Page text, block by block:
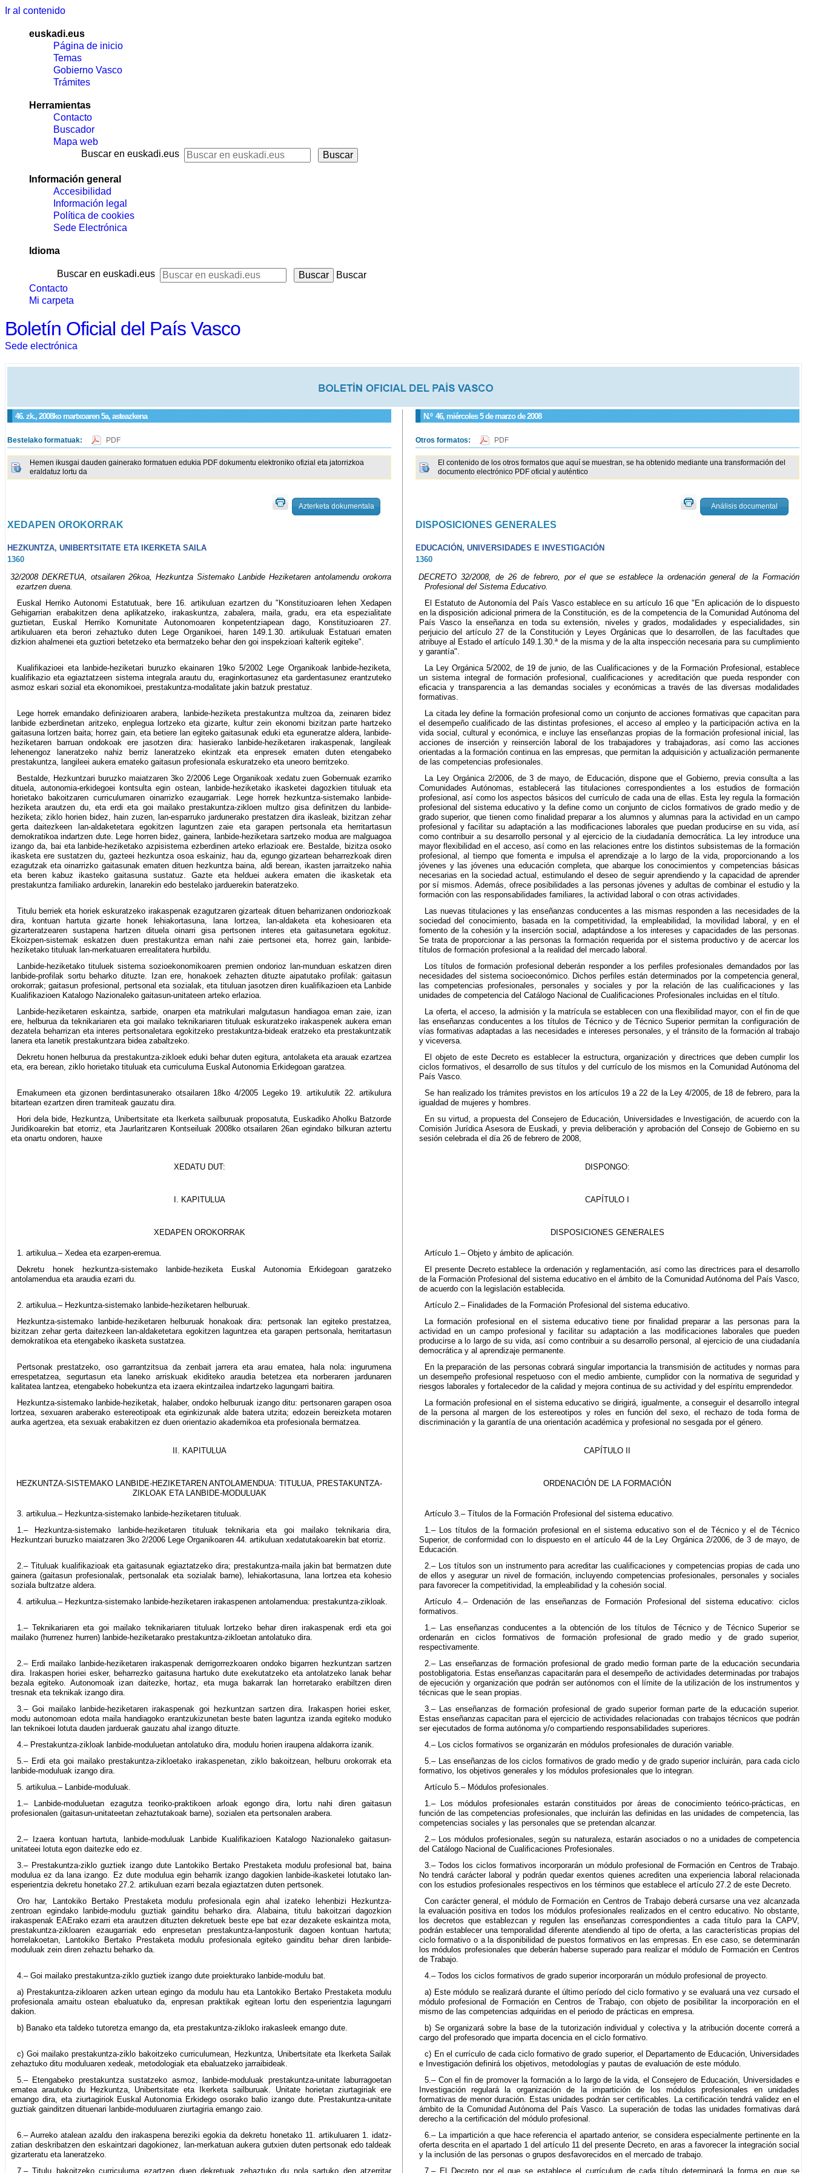
Ir al contenido
euskadi.eus
Página de inicio
Temas
Gobierno Vasco
Trámites
Herramientas
Contacto
Buscador
Mapa web
Buscar en euskadi.eus
Información general
Accesibilidad
Información legal
Política de cookies
Sede Electrónica
Idioma
Buscar en euskadi.eus
Buscar
Contacto
Mi carpeta
Boletín Oficial del País Vasco
Sede electrónica
46. zk., 2008ko martxoaren 5a, asteazkena N.º 46, miércoles 5 de marzo de 2008
Bestelako formatuak: PDF
Hemen ikusgai dauden gainerako formatuen edukia PDF dokumentu elektroniko ofizial eta jatorrizkoa
eraldatuz lortu da
Azterketa dokumentala
Otros formatos: PDF
El contenido de los otros formatos que aquí se muestran, se ha obtenido mediante una transformación del
documento electrónico PDF oficial y auténtico
Análisis documental
XEDAPEN OROKORRAK DISPOSICIONES GENERALES
HEZKUNTZA, UNIBERTSITATE ETA IKERKETA SAILA
EDUCACIÓN, UNIVERSIDADES E INVESTIGACIÓN
1360
1360
32/2008 DEKRETUA, otsailaren 26koa, Hezkuntza Sistemako Lanbide Heziketaren antolamendu orokorra
ezartzen duena.
DECRETO 32/2008, de 26 de febrero, por el que se establece la ordenación general de la Formación
Profesional del Sistema Educativo.
Euskal Herriko Autonomi Estatutuak, bere 16. artikuluan ezartzen du "Konstituzioaren lehen Xedapen
Gehigarrian erabakitzen dena aplikatzeko, irakaskuntza, zabalera, maila, gradu, era eta espezialitate
guztietan, Euskal Herriko Komunitate Autonomoaren konpetentziapean dago, Konstituzioaren 27.
artikuluaren eta berori zehaztuko duten Lege Organikoei, haren 149.1.30. artikuluak Estatuari ematen
dizkion ahalmenei eta guztiori betetzeko eta bermatzeko behar den goi inspekzioari kalterik egiteke".
El Estatuto de Autonomía del País Vasco establece en su artículo 16 que "En aplicación de lo dispuesto
en la disposición adicional primera de la Constitución, es de la competencia de la Comunidad Autónoma del
País Vasco la enseñanza en toda su extensión, niveles y grados, modalidades y especialidades, sin
perjuicio del artículo 27 de la Constitución y Leyes Orgánicas que lo desarrollen, de las facultades que
atribuye al Estado el artículo 149.1.30.ª de la misma y de la alta inspección necesaria para su cumplimiento
y garantía".
Kualifikazioei eta lanbide-heziketari buruzko ekainaren 19ko 5/2002 Lege Organikoak lanbide-heziketa,
kualifikazio eta egiaztatzeen sistema integrala arautu du, eraginkortasunez eta gardentasunez erantzuteko
asmoz eskari sozial eta ekonomikoei, prestakuntza-modalitate jakin batzuk prestatuz.
La Ley Orgánica 5/2002, de 19 de junio, de las Cualificaciones y de la Formación Profesional, establece
un sistema integral de formación profesional, cualificaciones y acreditación que pueda responder con
eficacia y transparencia a las demandas sociales y económicas a través de las diversas modalidades
formativas.
Lege horrek emandako definizioaren arabera, lanbide-heziketa prestakuntza multzoa da, zeinaren bidez
lanbide ezberdinetan aritzeko, enplegua lortzeko eta gizarte, kultur zein ekonomi bizitzan parte hartzeko
gaitasuna lortzen baita; horrez gain, eta betiere lan egiteko gaitasunak eduki eta eguneratze aldera, lanbide-
heziketaren barruan ondokoak ere jasotzen dira: hasierako lanbide-heziketaren irakaspenak, langileak
lehenengoz laneratzeko nahiz berriz laneratzeko ekintzak eta enpresek ematen duten etengabeko
prestakuntza, langileei aukera emateko gaitasun profesionala eskuratzeko eta uneoro berritzeko.
La citada ley define la formación profesional como un conjunto de acciones formativas que capacitan para
el desempeño cualificado de las distintas profesiones, el acceso al empleo y la participación activa en la
vida social, cultural y económica, e incluye las enseñanzas propias de la formación profesional inicial, las
acciones de inserción y reinserción laboral de los trabajadores y trabajadoras, así como las acciones
orientadas a la formación continua en las empresas, que permitan la adquisición y actualización permanente
de las competencias profesionales.
Bestalde, Hezkuntzari buruzko maiatzaren 3ko 2/2006 Lege Organikoak xedatu zuen Gobernuak ezarriko
dituela, autonomia-erkidegoei kontsulta egin ostean, lanbide-heziketako ikasketei dagozkien tituluak eta
horietako bakoitzaren curriculumaren oinarrizko ezaugarriak. Lege horrek hezkuntza-sistemako lanbide-
heziketa arautzen du, eta erdi eta goi mailako prestakuntza-zikloen multzo gisa definitzen du lanbide-
heziketa; ziklo horien bidez, hain zuzen, lan-esparruko jardunerako prestatzen dira ikasleak, bizitzan zehar
gerta daitezkeen lan-aldaketetara egokitzen laguntzen zaie eta garapen pertsonala eta herritartasun
demokratikoa indartzen dute. Lege horren bidez, gainera, lanbide-heziketara sartzeko modua are malguagoa
izango da, bai eta lanbide-heziketako azpisistema ezberdinen arteko erlazioak ere. Bestalde, bizitza osoko
ikasketa ere sustatzen du, gazteei hezkuntza osoa eskainiz, hau da, egungo gizartean beharrezkoak diren
ezagutzak eta oinarrizko gaitasunak ematen dituen hezkuntza baina, aldi berean, ikasten jarraitzeko nahia
eta beren kabuz ikasteko gaitasuna sustatuz. Gazte eta helduei aukera ematen die ikasketak eta
prestakuntza familiako ardurekin, lanarekin edo bestelako jarduerekin bateratzeko.
La Ley Orgánica 2/2006, de 3 de mayo, de Educación, dispone que el Gobierno, previa consulta a las
Comunidades Autónomas, establecerá las titulaciones correspondientes a los estudios de formación
profesional, así como los aspectos básicos del currículo de cada una de ellas. Esta ley regula la formación
profesional del sistema educativo y la define como un conjunto de ciclos formativos de grado medio y de
grado superior, que tienen como finalidad preparar a los alumnos y alumnas para la actividad en un campo
profesional y facilitar su adaptación a las modificaciones laborales que puedan producirse en su vida, así
como contribuir a su desarrollo personal y al ejercicio de la ciudadanía democrática. La ley introduce una
mayor flexibilidad en el acceso, así como en las relaciones entre los distintos subsistemas de la formación
profesional, al tiempo que fomenta e impulsa el aprendizaje a lo largo de la vida, proporcionando a los
jóvenes y las jóvenes una educación completa, que abarque los conocimientos y competencias básicas
necesarias en la sociedad actual, estimulando el deseo de seguir aprendiendo y la capacidad de aprender
por sí mismos. Además, ofrece posibilidades a las personas jóvenes y adultas de combinar el estudio y la
formación con las responsabilidades familiares, la actividad laboral o con otras actividades.
Titulu berriek eta horiek eskuratzeko irakaspenak ezagutzaren gizarteak dituen beharrizanen ondoriozkoak
dira, kontuan hartuta gizarte honek lehiakortasuna, lana lortzea, lan-aldaketa eta kohesioaren eta
gizarteratzearen sustapena hartzen dituela oinarri gisa pertsonen interes eta gaitasunetara egokituz.
Ekoizpen-sistemak eskatzen duen prestakuntza eman nahi zaie pertsonei eta, horrez gain, lanbide-
heziketako tituluak lan-merkatuaren errealitatera hurbildu.
Las nuevas titulaciones y las enseñanzas conducentes a las mismas responden a las necesidades de la
sociedad del conocimiento, basada en la competitividad, la empleabilidad, la movilidad laboral, y en el
fomento de la cohesión y la inserción social, adaptándose a los intereses y capacidades de las personas.
Se trata de proporcionar a las personas la formación requerida por el sistema productivo y de acercar los
títulos de formación profesional a la realidad del mercado laboral.
Lanbide-heziketako tituluek sistema sozioekonomikoaren premien ondorioz lan-munduan eskatzen diren
lanbide-profilak sortu beharko dituzte. Izan ere, honakoek zehazten dituzte aipatutako profilak: gaitasun
orokorrak; gaitasun profesional, pertsonal eta sozialak, eta tituluan jasotzen diren kualifikazioen eta Lanbide
Kualifikazioen Katalogo Nazionaleko gaitasun-unitateen arteko erlazioa.
Los títulos de formación profesional deberán responder a los perfiles profesionales demandados por las
necesidades del sistema socioeconómico. Dichos perfiles están determinados por la competencia general,
las competencias profesionales, personales y sociales y por la relación de las cualificaciones y las
unidades de competencia del Catálogo Nacional de Cualificaciones Profesionales incluidas en el título.
Lanbide-heziketaren eskaintza, sarbide, onarpen eta matrikulari malgutasun handiagoa eman zaie, izan
ere, helburua da teknikariaren eta goi mailako teknikariaren tituluak eskuratzeko irakaspenek aukera eman
dezatela beharrizan eta interes pertsonaletara egokitzeko prestakuntza-bideak eratzeko eta prestakuntzatik
lanera eta lanetik prestakuntzara bidea zabaltzeko.
La oferta, el acceso, la admisión y la matrícula se establecen con una flexibilidad mayor, con el fin de que
las enseñanzas conducentes a los títulos de Técnico y de Técnico Superior permitan la configuración de
vías formativas adaptadas a las necesidades e intereses personales, y el tránsito de la formación al trabajo
y viceversa.
Dekretu honen helburua da prestakuntza-zikloek eduki behar duten egitura, antolaketa eta arauak ezartzea
eta, era berean, ziklo horietako tituluak eta curriculuma Euskal Autonomia Erkidegoan garatzea.
El objeto de este Decreto es establecer la estructura, organización y directrices que deben cumplir los
ciclos formativos, el desarrollo de sus títulos y del currículo de los mismos en la Comunidad Autónoma del
País Vasco.
Emakumeen eta gizonen berdintasunerako otsailaren 18ko 4/2005 Legeko 19. artikulutik 22. artikulura
bitartean ezartzen diren tramiteak gauzatu dira.
Se han realizado los trámites previstos en los artículos 19 a 22 de la Ley 4/2005, de 18 de febrero, para la
igualdad de mujeres y hombres.
Hori dela bide, Hezkuntza, Unibertsitate eta Ikerketa sailburuak proposatuta, Euskadiko Aholku Batzorde
Juridikoarekin bat etorriz, eta Jaurlaritzaren Kontseiluak 2008ko otsailaren 26an egindako bilkuran aztertu
eta onartu ondoren, hauxe
En su virtud, a propuesta del Consejero de Educación, Universidades e Investigación, de acuerdo con la
Comisión Jurídica Asesora de Euskadi, y previa deliberación y aprobación del Consejo de Gobierno en su
sesión celebrada el día 26 de febrero de 2008,
XEDATU DUT: DISPONGO:
I. KAPITULUA CAPÍTULO I
XEDAPEN OROKORRAK DISPOSICIONES GENERALES
1. artikulua.– Xedea eta ezarpen-eremua.
Artículo 1.– Objeto y ámbito de aplicación.
Dekretu honek hezkuntza-sistemako lanbide-heziketa Euskal Autonomia Erkidegoan garatzeko
antolamendua eta araudia ezarri du.
El presente Decreto establece la ordenación y reglamentación, así como las directrices para el desarrollo
de la Formación Profesional del sistema educativo en el ámbito de la Comunidad Autónoma del País Vasco,
de acuerdo con la legislación establecida.
2. artikulua.– Hezkuntza-sistemako lanbide-heziketaren helburuak.
Artículo 2.– Finalidades de la Formación Profesional del sistema educativo.
Hezkuntza-sistemako lanbide-heziketaren helburuak honakoak dira: pertsonak lan egiteko prestatzea,
bizitzan zehar gerta daitezkeen lan-aldaketetara egokitzen laguntzea eta garapen pertsonala, herritartasun
demokratikoa eta etengabeko ikasketa sustatzea.
La formación profesional en el sistema educativo tiene por finalidad preparar a las personas para la
actividad en un campo profesional y facilitar su adaptación a las modificaciones laborales que pueden
producirse a lo largo de su vida, así como contribuir a su desarrollo personal, al ejercicio de una ciudadanía
democrática y al aprendizaje permanente.
Pertsonak prestatzeko, oso garrantzitsua da zenbait jarrera eta arau ematea, hala nola: ingurumena
errespetatzea, segurtasun eta laneko arriskuak ekiditeko araudia betetzea eta norberaren jardunaren
kalitatea lantzea, etengabeko hobekuntza eta izaera ekintzailea indartzeko lagungarri baitira.
En la preparación de las personas cobrará singular importancia la transmisión de actitudes y normas para
un desempeño profesional respetuoso con el medio ambiente, cumplidor con la normativa de seguridad y
riesgos laborales y fortalecedor de la calidad y mejora continua de su actividad y del espíritu emprendedor.
Hezkuntza-sistemako lanbide-heziketak, halaber, ondoko helburuak izango ditu: pertsonaren garapen osoa
lortzea, sexuaren araberako estereotipoak eta eginkizunak alde batera utzita; edozein bereizketa motaren
aurka agertzea, eta sexuak erabakitzen ez duen orientazio akademikoa eta profesionala bermatzea.
La formación profesional en el sistema educativo se dirigirá, igualmente, a conseguir el desarrollo integral
de la persona al margen de los estereotipos y roles en función del sexo, el rechazo de toda forma de
discriminación y la garantía de una orientación académica y profesional no sesgada por el género.
II. KAPITULUA CAPÍTULO II
HEZKUNTZA-SISTEMAKO LANBIDE-HEZIKETAREN ANTOLAMENDUA: TITULUA, PRESTAKUNTZA-
ZIKLOAK ETA LANBIDE-MODULUAK
ORDENACIÓN DE LA FORMACIÓN
3. artikulua.– Hezkuntza-sistemako lanbide-heziketaren tituluak.
Artículo 3.– Títulos de la Formación Profesional del sistema educativo.
1.– Hezkuntza-sistemako lanbide-heziketaren tituluak teknikaria eta goi mailako teknikaria dira,
Hezkuntzari buruzko maiatzaren 3ko 2/2006 Lege Organikoaren 44. artikuluan xedatutakoarekin bat etorriz.
1.– Los títulos de la formación profesional en el sistema educativo son el de Técnico y el de Técnico
Superior, de conformidad con lo dispuesto en el artículo 44 de la Ley Orgánica 2/2006, de 3 de mayo, de
Educación.
2.– Tituluak kualifikazioak eta gaitasunak egiaztatzeko dira; prestakuntza-maila jakin bat bermatzen dute
gainera (gaitasun profesionalak, pertsonalak eta sozialak barne), lehiakortasuna, lana lortzea eta kohesio
soziala bultzatze aldera.
2.– Los títulos son un instrumento para acreditar las cualificaciones y competencias propias de cada uno
de ellos y asegurar un nivel de formación, incluyendo competencias profesionales, personales y sociales
para favorecer la competitividad, la empleabilidad y la cohesión social.
4. artikulua.– Hezkuntza-sistemako lanbide-heziketaren irakaspenen antolamendua: prestakuntza-zikloak.
Artículo 4.– Ordenación de las enseñanzas de Formación Profesional del sistema educativo: ciclos
formativos.
1.– Teknikariaren eta goi mailako teknikariaren tituluak lortzeko behar diren irakaspenak erdi eta goi
mailako (hurrenez hurren) lanbide-heziketarako prestakuntza-zikloetan antolatuko dira.
1.– Las enseñanzas conducentes a la obtención de los títulos de Técnico y de Técnico Superior se
ordenarán en ciclos formativos de formación profesional de grado medio y de grado superior,
respectivamente.
2.– Erdi mailako lanbide-heziketaren irakaspenak derrigorrezkoaren ondoko bigarren hezkuntzan sartzen
dira. Irakaspen horiei esker, beharrezko gaitasuna hartuko dute exekutatzeko eta antolatzeko lanak behar
bezala egiteko. Autonomoak izan daitezke, hortaz, eta muga bakarrak lan horretarako erabiltzen diren
tresnak eta teknikak izango dira.
2.– Las enseñanzas de formación profesional de grado medio forman parte de la educación secundaria
postobligatoria. Estas enseñanzas capacitarán para el desempeño de actividades determinadas por trabajos
de ejecución y organización que podrán ser autónomos con el límite de la utilización de los instrumentos y
técnicas que le sean propias.
3.– Goi mailako lanbide-heziketaren irakaspenak goi hezkuntzan sartzen dira. Irakaspen horiei esker,
modu autonomoan edota maila handiagoko erantzukizunetan beste baten laguntza izanda egiteko moduko
lan teknikoei lotuta dauden jarduerak gauzatu ahal izango dituzte.
3.– Las enseñanzas de formación profesional de grado superior forman parte de la educación superior.
Estas enseñanzas capacitan para el ejercicio de actividades relacionadas con trabajos técnicos que podrán
ser ejecutados de forma autónoma y/o compartiendo responsabilidades superiores.
4.– Prestakuntza-zikloak lanbide-moduluetan antolatuko dira, modulu horien iraupena aldakorra izanik.
4.– Los ciclos formativos se organizarán en módulos profesionales de duración variable.
5.– Erdi eta goi mailako prestakuntza-zikloetako irakaspenetan, ziklo bakoitzean, helburu orokorrak eta
lanbide-moduluak izango dira.
5.– Las enseñanzas de los ciclos formativos de grado medio y de grado superior incluirán, para cada ciclo
formativo, los objetivos generales y los módulos profesionales que lo integran.
5. artikulua.– Lanbide-moduluak.
Artículo 5.– Módulos profesionales.
1.– Lanbide-moduluetan ezagutza teoriko-praktikoen arloak egongo dira, lortu nahi diren gaitasun
profesionalen (gaitasun-unitateetan zehaztutakoak barne), sozialen eta pertsonalen arabera.
1.– Los módulos profesionales estarán constituidos por áreas de conocimiento teórico-prácticas, en
función de las competencias profesionales, que incluirán las definidas en las unidades de competencia, las
competencias sociales y las personales que se pretendan alcanzar.
2.– Izaera kontuan hartuta, lanbide-moduluak Lanbide Kualifikazioen Katalogo Nazionaleko gaitasun-
unitateei lotuta egon daitezke edo ez.
2.– Los módulos profesionales, según su naturaleza, estarán asociados o no a unidades de competencia
del Catálogo Nacional de Cualificaciones Profesionales.
3.– Prestakuntza-ziklo guztiek izango dute Lantokiko Bertako Prestaketa modulu profesional bat, baina
modulua ez da lana izango. Ez dute modulua egin beharrik izango dagokien lanbide-ikasketei lotutako lan-
esperientzia dekretu honetako 27.2. artikuluan ezarri bezala egiaztatzen duten pertsonek.
3.– Todos los ciclos formativos incorporarán un módulo profesional de Formación en Centros de Trabajo.
No tendrá carácter laboral y podrán quedar exentos quienes acrediten una experiencia laboral relacionada
con los estudios profesionales respectivos en los términos que establece el artículo 27.2 de este Decreto.
Oro har, Lantokiko Bertako Prestaketa modulu profesionala egin ahal izateko lehenbizi Hezkuntza-
zentroan egindako lanbide-modulu guztiak gainditu beharko dira. Alabaina, titulu bakoitzari dagozkion
irakaspenak EAErako ezarri eta arautzen dituzten dekretuek beste epe bat ezar dezakete eskaintza mota,
prestakuntza-zikloaren ezaugarriak edo enpresetan prestakuntza-lanposturik dagoen kontuan hartuta;
horrelakoetan, Lantokiko Bertako Prestaketa modulu profesionala egiteko gainditu behar diren lanbide-
moduluak zein diren zehaztu beharko da.
Con carácter general, el módulo de Formación en Centros de Trabajo deberá cursarse una vez alcanzada
la evaluación positiva en todos los módulos profesionales realizados en el centro educativo. No obstante,
los decretos que establezcan y regulen las enseñanzas correspondientes a cada título para la CAPV,
podrán establecer una temporalidad diferente atendiendo al tipo de oferta, a las características propias del
ciclo formativo o a la disponibilidad de puestos formativos en las empresas. En ese caso, se determinarán
los módulos profesionales que deberán haberse superado para realizar el módulo de Formación en Centros
de Trabajo.
4.– Goi mailako prestakuntza-ziklo guztiek izango dute proiekturako lanbide-modulu bat.
4.– Todos los ciclos formativos de grado superior incorporarán un módulo profesional de proyecto.
a) Prestakuntza-zikloaren azken urtean egingo da modulu hau eta Lantokiko Bertako Prestaketa modulu
profesionala amaitu ostean ebaluatuko da, enpresan praktikak egitean lortu den esperientzia lagungarri
dakion.
a) Este módulo se realizará durante el último período del ciclo formativo y se evaluará una vez cursado el
módulo profesional de Formación en Centros de Trabajo, con objeto de posibilitar la incorporación en el
mismo de las competencias adquiridas en el periodo de prácticas en empresa.
b) Banako eta taldeko tutoretza emango da, eta prestakuntza-zikloko irakasleek emango dute.
b) Se organizará sobre la base de la tutorización individual y colectiva y la atribución docente correrá a
cargo del profesorado que imparta docencia en el ciclo formativo.
c) Goi mailako prestakuntza-ziklo bakoitzeko curriculumean, Hezkuntza, Unibertsitate eta Ikerketa Sailak
zehaztuko ditu moduluaren xedeak, metodologiak eta ebaluatzeko jarraibideak.
c) En el currículo de cada ciclo formativo de grado superior, el Departamento de Educación, Universidades
e Investigación definirá los objetivos, metodologías y pautas de evaluación de este módulo.
5.– Etengabeko prestakuntza sustatzeko asmoz, lanbide-moduluak prestakuntza-unitate laburragoetan
ematea arautuko du Hezkuntza, Unibertsitate eta Ikerketa sailburuak. Unitate horietan ziurtagiriak ere
emango dira, eta ziurtagiriok Euskal Autonomia Erkidego osorako balio izango dute. Prestakuntza-unitate
guztiak gainditzen dituenari lanbide-moduluaren ziurtagiria emango zaio.
5.– Con el fin de promover la formación a lo largo de la vida, el Consejero de Educación, Universidades e
Investigación regulará la organización de la impartición de los módulos profesionales en unidades
formativas de menor duración. Estas unidades podrán ser certificables. La certificación tendrá validez en el
ámbito de la Comunidad Autónoma del País Vasco. La superación de todas las unidades formativas dará
derecho a la certificación del módulo profesional.
6.– Aurreko atalean azaldu den irakaspena bereziki egokia da dekretu honetako 11. artikuluaren 1. idatz-
zatian deskribatzen den eskaintzari dagokionez, lan-merkatuan aukera gutxien duten pertsonak edo taldeak
gizarteratu eta laneratzeko.
6.– La impartición a que hace referencia el apartado anterior, se considera especialmente pertinente en la
oferta descrita en el apartado 1 del artículo 11 del presente Decreto, en aras a favorecer la integración social
y la inclusión de las personas o grupos desfavorecidos en el mercado de trabajo.
7.– Titulu bakoitzeko curriculuma ezartzen duen dekretuak zehaztuko du nola sartuko den atzerritar
7.– El Decreto por el que se establece el currículum de cada título determinará la forma en que se